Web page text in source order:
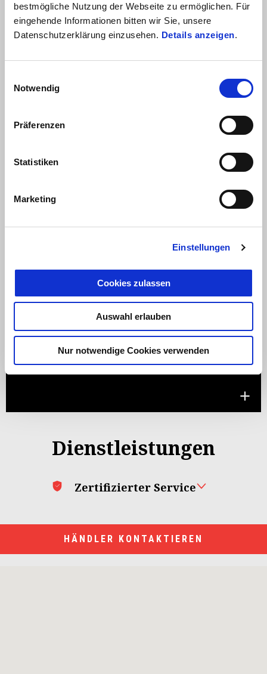
bestmögliche Nutzung der Webseite zu ermöglichen. Für
eingehende Informationen bitten wir Sie, unsere
Datenschutzerklärung einzusehen. Details anzeigen.
Notwendig
Präferenzen
Statistiken
Marketing
Einstellungen
Cookies zulassen
Auswahl erlauben
Nur notwendige Cookies verwenden
MOTO GUZZI STELVIO: Bis zu 1.500€ Kundenvorteil oder
ab 1,99% finanzieren
Dienstleistungen
Zertifizierter Service
HÄNDLER KONTAKTIEREN